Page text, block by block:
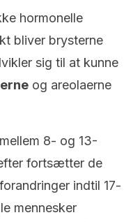
hormonelle
bliver brysterne
sig til at kunne
og areolaerne
8- og 13-
fortsætter de
indtil 17-
mennesker